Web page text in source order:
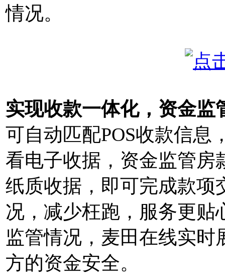
情况。
实现收款一体化，资金监
可自动匹配POS收款信息
看电子收据，资金监管房
纸质收据，即可完成款项
况，减少枉跑，服务更贴
监管情况，麦田在线实
方的资金安全。